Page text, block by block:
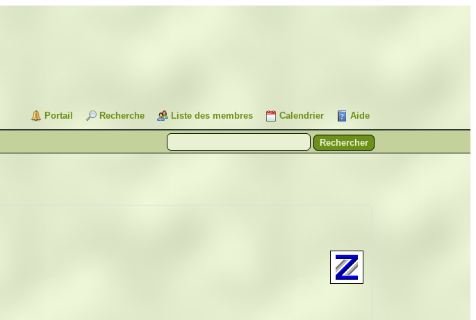
Portail Recherche Liste des membres Calendrier Aide